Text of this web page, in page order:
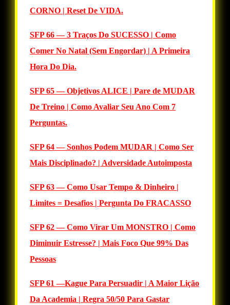
CORNO | Reset De VIDA.
SFP 66 — 3 Traços Do SUCESSO | Como
Comer No Natal (Sem Engordar) | A Primeira
Hora Do Dia.
SFP 65 — Objetivos ALICE | Pare de MUDAR
De Treino | Como Avaliar Seu Ano Com 7
Perguntas.
SFP 64 — Sonhos Podem MUDAR | Como Ser
Mais Disciplinado? | Adversidade Autoimposta
SFP 63 — Como Usar Tempo & Dinheiro |
Limites = Desafios | Pergunta Do FRACASSO
SFP 62 — Como Virar Um MONSTRO | Como
Diminuir Estresse? | Mais Foco Que 99% Das
Pessoas
SFP 61 —Kague Para Persuadir | A Maior Lição
Da Academia | Regra 50/50 Para Gastar